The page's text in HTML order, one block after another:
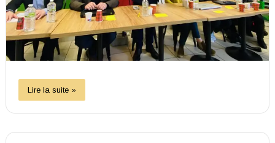
Lire la suite »